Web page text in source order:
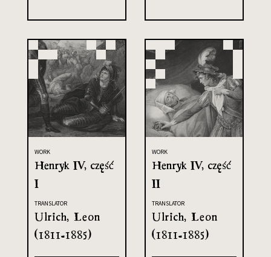
WORK
Henryk IV, część
I
TRANSLATOR
Ulrich, Leon
(1811-1885)
WORK
Henryk IV, część
II
TRANSLATOR
Ulrich, Leon
(1811-1885)